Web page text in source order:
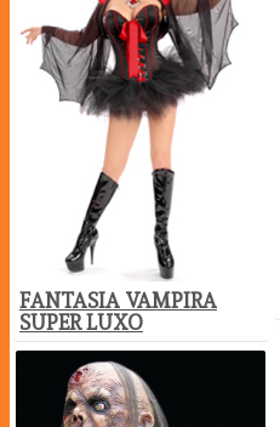
FANTASIA VAMPIRA
SUPER LUXO